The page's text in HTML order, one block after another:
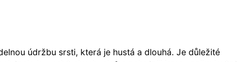
údržbu srsti, která je hustá a dlouhá. Je důležité